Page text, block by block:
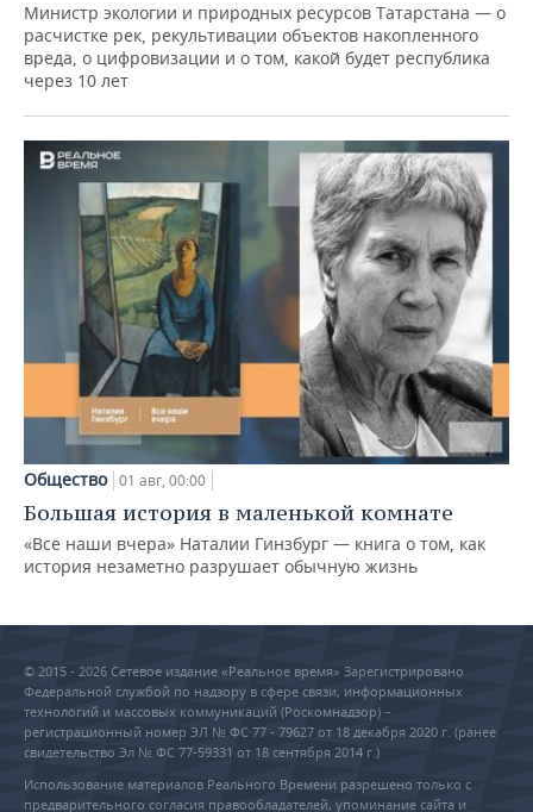
Министр экологии и природных ресурсов Татарстана — о
расчистке рек, рекультивации объектов накопленного
вреда, о цифровизации и о том, какой будет республика
через 10 лет
Общество 01 авг, 00:00
Большая история в маленькой комнате
«Все наши вчера» Наталии Гинзбург — книга о том, как
история незаметно разрушает обычную жизнь
© 2015 - 2026 Сетевое издание «Реальное время» Зарегистрировано
Федеральной службой по надзору в сфере связи, информационных
технологий и массовых коммуникаций (Роскомнадзор) –
регистрационный номер ЭЛ № ФС 77 - 79627 от 18 декабря 2020 г. (ранее
свидетельство Эл № ФС 77-59331 от 18 сентября 2014 г.)
Использование материалов Реального Времени разрешено только с
предварительного согласия правообладателей, упоминание сайта и